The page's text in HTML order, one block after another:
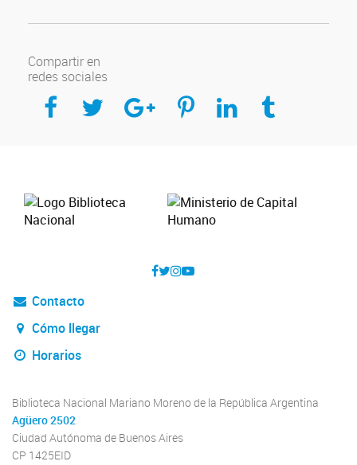
Compartir en
redes sociales
Compartir en Facebook Compartir en Twitter Compartir en Google Plus Compartir en Pinterest Compartir en Linkedin Compartir en Tumblr
Contacto
Cómo llegar
Horarios
Biblioteca Nacional Mariano Moreno de la República Argentina
Agüero 2502
Ciudad Autónoma de Buenos Aires
CP 1425EID